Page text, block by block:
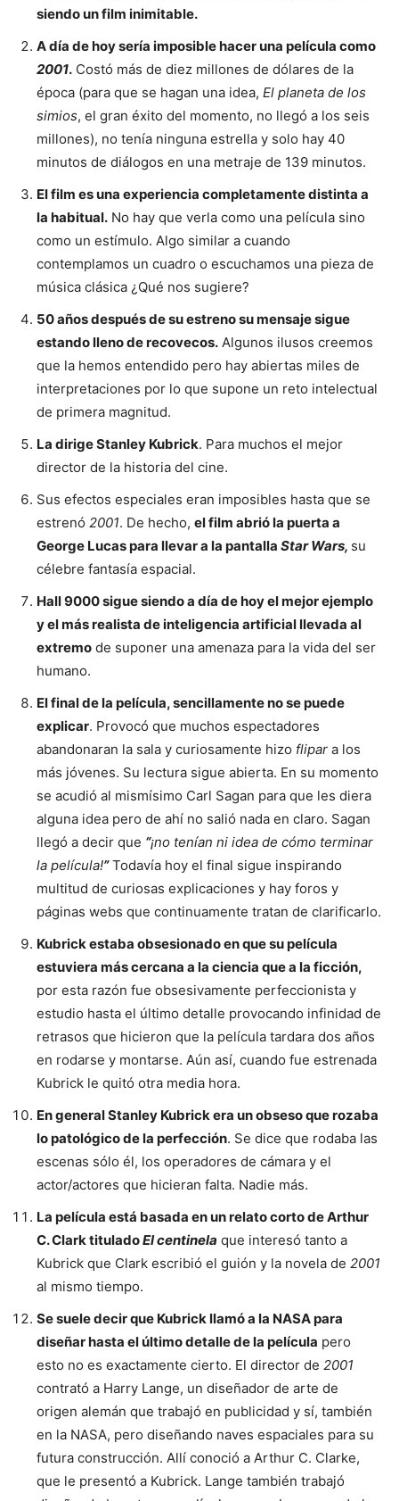
siendo un film inimitable.
A día de hoy sería imposible hacer una película como
2001. Costó más de diez millones de dólares de la
época (para que se hagan una idea, El planeta de los
simios, el gran éxito del momento, no llegó a los seis
millones), no tenía ninguna estrella y solo hay 40
minutos de diálogos en una metraje de 139 minutos.
El film es una experiencia completamente distinta a
la habitual. No hay que verla como una película sino
como un estímulo. Algo similar a cuando
contemplamos un cuadro o escuchamos una pieza de
música clásica ¿Qué nos sugiere?
50 años después de su estreno su mensaje sigue
estando lleno de recovecos. Algunos ilusos creemos
que la hemos entendido pero hay abiertas miles de
interpretaciones por lo que supone un reto intelectual
de primera magnitud.
La dirige Stanley Kubrick. Para muchos el mejor
director de la historia del cine.
Sus efectos especiales eran imposibles hasta que se
estrenó 2001. De hecho, el film abrió la puerta a
George Lucas para llevar a la pantalla Star Wars, su
célebre fantasía espacial.
Hall 9000 sigue siendo a día de hoy el mejor ejemplo
y el más realista de inteligencia artificial llevada al
extremo de suponer una amenaza para la vida del ser
humano.
El final de la película, sencillamente no se puede
explicar. Provocó que muchos espectadores
abandonaran la sala y curiosamente hizo flipar a los
más jóvenes. Su lectura sigue abierta. En su momento
se acudió al mismísimo Carl Sagan para que les diera
alguna idea pero de ahí no salió nada en claro. Sagan
llegó a decir que “¡no tenían ni idea de cómo terminar
la película!”Todavía hoy el final sigue inspirando
multitud de curiosas explicaciones y hay foros y
páginas webs que continuamente tratan de clarificarlo.
Kubrick estaba obsesionado en que su película
estuviera más cercana a la ciencia que a la ficción,
por esta razón fue obsesivamente perfeccionista y
estudio hasta el último detalle provocando infinidad de
retrasos que hicieron que la película tardara dos años
en rodarse y montarse. Aún así, cuando fue estrenada
Kubrick le quitó otra media hora.
En general Stanley Kubrick era un obseso que rozaba
lo patológico de la perfección. Se dice que rodaba las
escenas sólo él, los operadores de cámara y el
actor/actores que hicieran falta. Nadie más.
La película está basada en un relato corto de Arthur
C. Clark tituladoEl centinela que interesó tanto a
Kubrick que Clark escribió el guión y la novela de 2001
al mismo tiempo.
Se suele decir que Kubrick llamó a la NASA para
diseñar hasta el último detalle de la película pero
esto no es exactamente cierto. El director de 2001
contrató a Harry Lange, un diseñador de arte de
origen alemán que trabajó en publicidad y sí, también
en la NASA, pero diseñando naves espaciales para su
futura construcción. Allí conoció a Arthur C. Clarke,
que le presentó a Kubrick. Lange también trabajó